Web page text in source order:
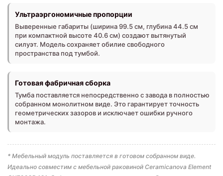
Ультраэргономичные пропорции
Выверенные габариты (ширина 99.5 см, глубина 44.5 см
при компактной высоте 40.6 см) создают вытянутый
силуэт. Модель сохраняет обилие свободного
пространства под тумбой.
Готовая фабричная сборка
Тумба поставляется непосредственно с завода в полностью
собранном монолитном виде. Это гарантирует точность
геометрических зазоров и исключает ошибки ручного
монтажа.
* Мебельный модуль поставляется в готовом собранном виде.
Идеально совместим с мебельной раковиной Ceramicanova Element